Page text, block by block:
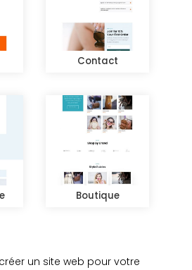
un site web pour votre
Contact
Boutique